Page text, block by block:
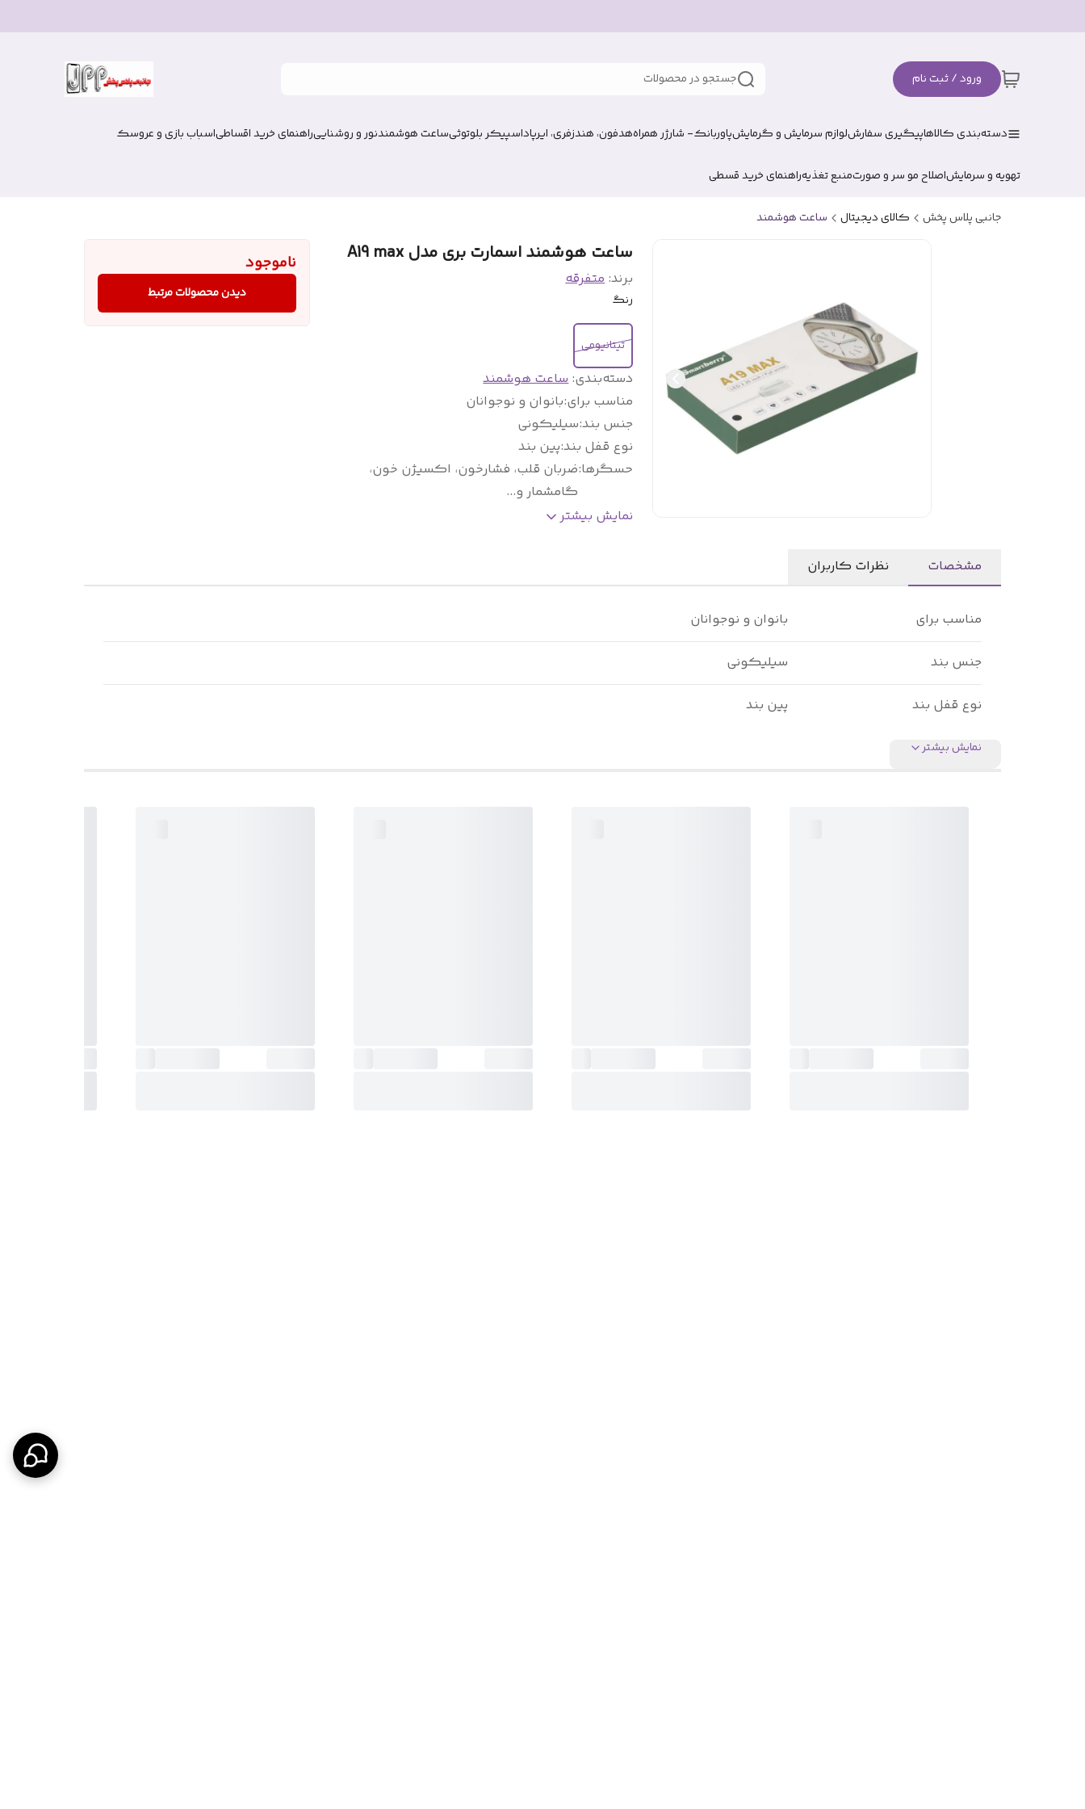
ورود / ثبت نام جستجو در محصولات
دسته‌بندی کالاهاپیگیری سفارشلوازم سرمایش و گرمایشپاوربانک- شارژر همراههدفون، هندزفری، ایرپاداسپیکر بلوتوثیساعت هوشمندنور و روشناییراهنمای خرید اقساطیاسباب بازی و عروسک
تهویه و سرمایشاصلاح مو سر و صورتمنبع تغذیهراهنمای خرید قسطی
جانبی پلاس پخش کالای دیجیتال ساعت هوشمند
ساعت هوشمند اسمارت بری مدل A19 max
برند:متفرقه
رنگ
تیتانیومی
دسته‌بندی:ساعت هوشمند
مناسب برای:بانوان و نوجوانان
جنس بند:سیلیکونی
نوع قفل بند:پین بند
حسگرها:ضربان قلب، فشارخون، اکسیژن خون،
گامشمار و...
پشتیبانی از زبان فارسی
تعداد بند
۱بند سیلیکونی و 1 بند ساعت پارچه ای
نمایش بیشتر
ناموجود
دیدن محصولات مرتبط
مشخصات نظرات کاربران
مناسب برای بانوان و نوجوانان
جنس بند سیلیکونی
نوع قفل بند پین بند
نمایش بیشتر